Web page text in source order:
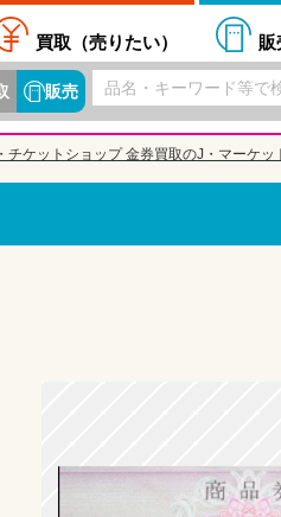
買取（売りたい） 販
販売
チケットショップ 金券買取のJ・マーケッ